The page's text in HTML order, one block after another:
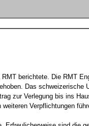
berichtete. Die RMT
Das schweizerische
zur Verlegung bis ins
Verpflichtungen